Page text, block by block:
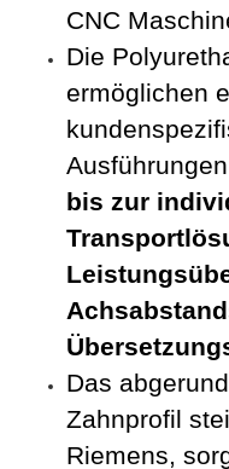
CNC
Die
ermöglichen
bis zur
Das
Zahnprofil
Riemens,